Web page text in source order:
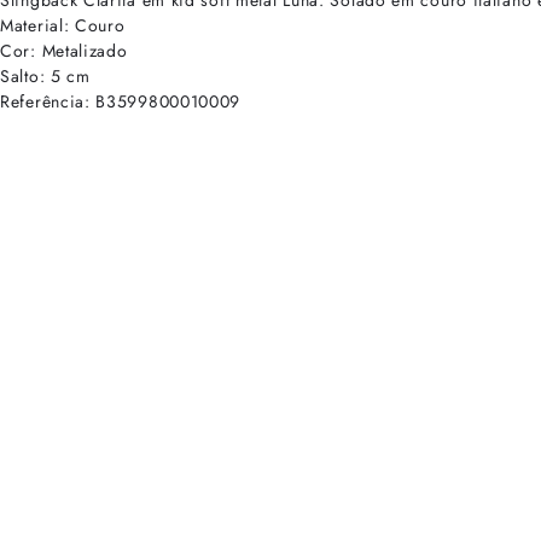
Material: Couro
Cor: Metalizado
Salto: 5 cm
Referência: B3599800010009